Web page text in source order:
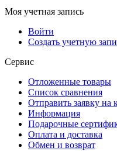
Моя учетная запись
Войти
Создать учетную
Сервис
Отложенные товары
Список сравнения
Отправить заявку
Информация
Подарочные
Оплата и доставка
Обмен и возврат